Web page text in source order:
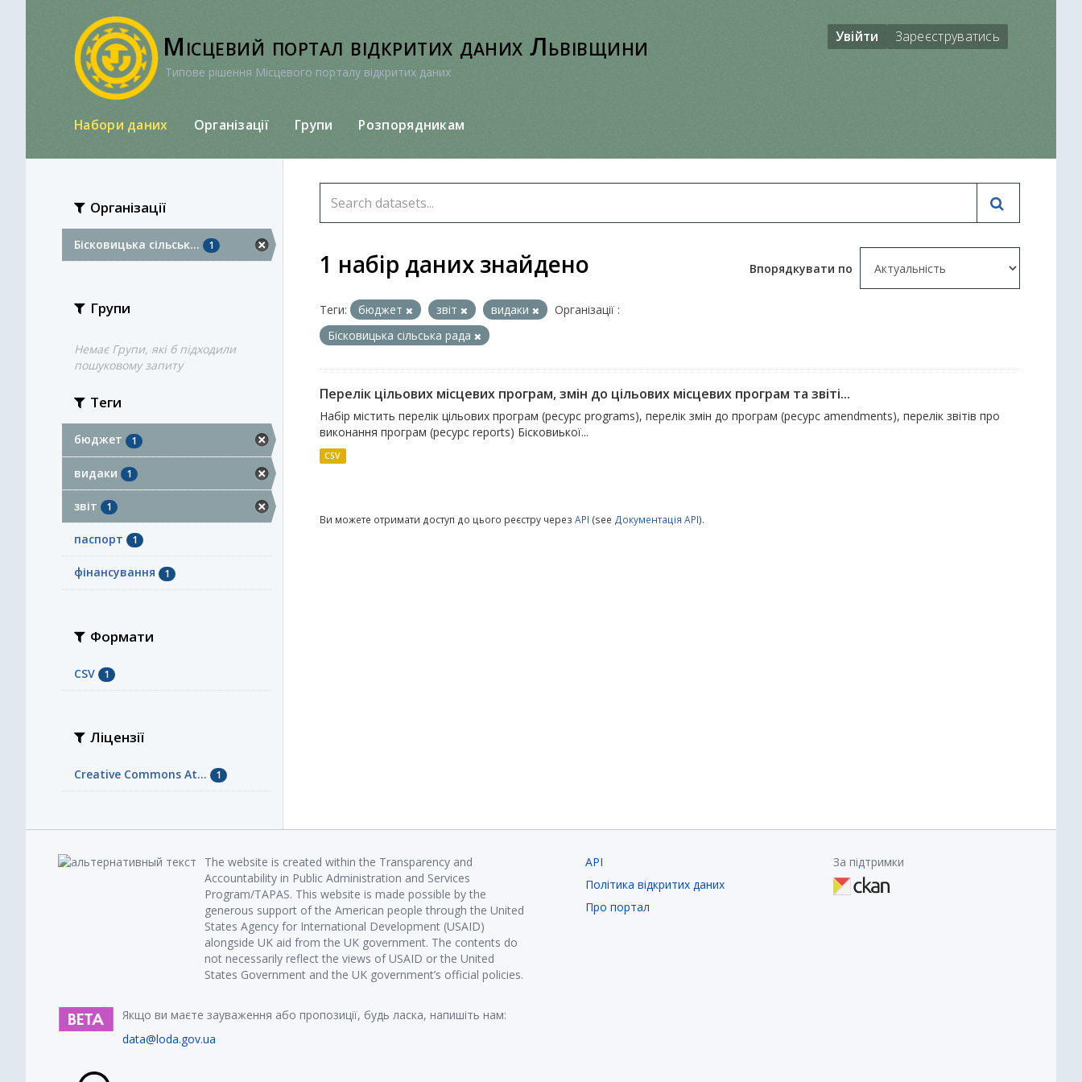
Місцевий портал відкритих даних Львівщини
Типове рішення Місцевого порталу відкритих даних
Увійти Зареєструватись
Набори даних Організації Групи Розпорядникам
Організації
Бісковицька сільськ... 1
Групи
Немає Групи, які б підходили
пошуковому запиту
Теги
бюджет 1
видаки 1
звіт 1
паспорт 1
фінансування 1
Формати
CSV 1
Ліцензії
Creative Commons At... 1
Впорядкувати по
1 набір даних знайдено
Теги: бюджет звіт видаки
Організації :
Бісковицька сільська рада
Перелік цільових місцевих програм, змін до цільових місцевих програм та звіті...
Набір містить перелік цільових програм (ресурс programs), перелік змін до програм (ресурс amendments), перелік звітів про
виконання програм (ресурс reports) Бісковиької...
CSV
Ви можете отримати доступ до цього реєстру через API (see Документація API).
The website is created within the Transparency and
Accountability in Public Administration and Services
Program/TAPAS. This website is made possible by the
generous support of the American people through the United
States Agency for International Development (USAID)
alongside UK aid from the UK government. The contents do
not necessarily reflect the views of USAID or the United
States Government and the UK government’s official policies.
Якщо ви маєте зауваження або пропозиції, будь ласка, напишіть нам:
data@loda.gov.ua
API
Політика відкритих даних
Про портал
За підтримки